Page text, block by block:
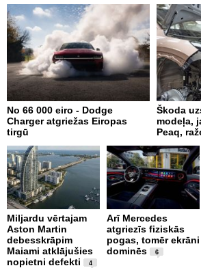
No 66 000 eiro - Dodge
Charger atgriežas Eiropas
tirgū
Škoda
modeļa,
Peaq,
Miljardu vērtajam
Aston Martin
debesskrāpim
Maiami atklājušies
nopietni defekti
4
Arī Mercedes
atgriezīs fiziskās
pogas, tomēr ekrāni
dominēs
6